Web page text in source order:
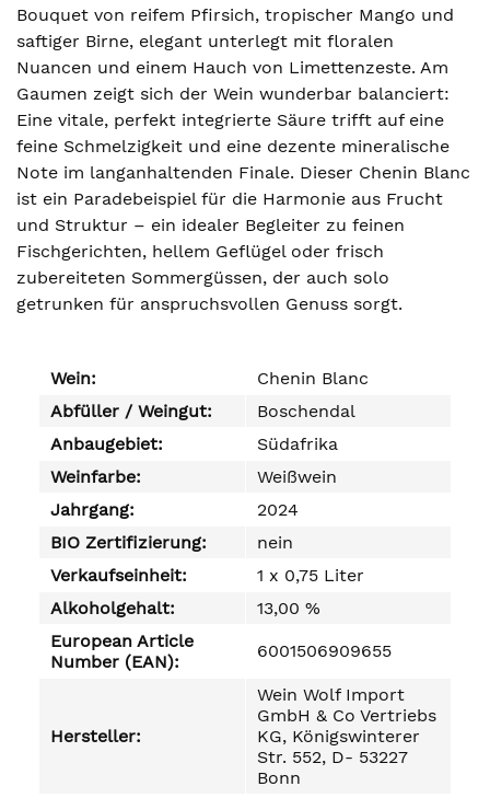
Bouquet von reifem Pfirsich, tropischer Mango und
saftiger Birne, elegant unterlegt mit floralen
Nuancen und einem Hauch von Limettenzeste. Am
Gaumen zeigt sich der Wein wunderbar balanciert:
Eine vitale, perfekt integrierte Säure trifft auf eine
feine Schmelzigkeit und eine dezente mineralische
Note im langanhaltenden Finale. Dieser Chenin Blanc
ist ein Paradebeispiel für die Harmonie aus Frucht
und Struktur – ein idealer Begleiter zu feinen
Fischgerichten, hellem Geflügel oder frisch
zubereiteten Sommergüssen, der auch solo
getrunken für anspruchsvollen Genuss sorgt.
Wein:
Chenin Blanc
Abfüller / Weingut:
Boschendal
Anbaugebiet:
Südafrika
Weinfarbe:
Weißwein
Jahrgang:
2024
BIO Zertifizierung:
nein
Verkaufseinheit:
1 x 0,75 Liter
Alkoholgehalt:
13,00 %
European Article
Number (EAN):
6001506909655
Hersteller:
Wein Wolf Import
GmbH & Co Vertriebs
KG, Königswinterer
Str. 552, D- 53227
Bonn